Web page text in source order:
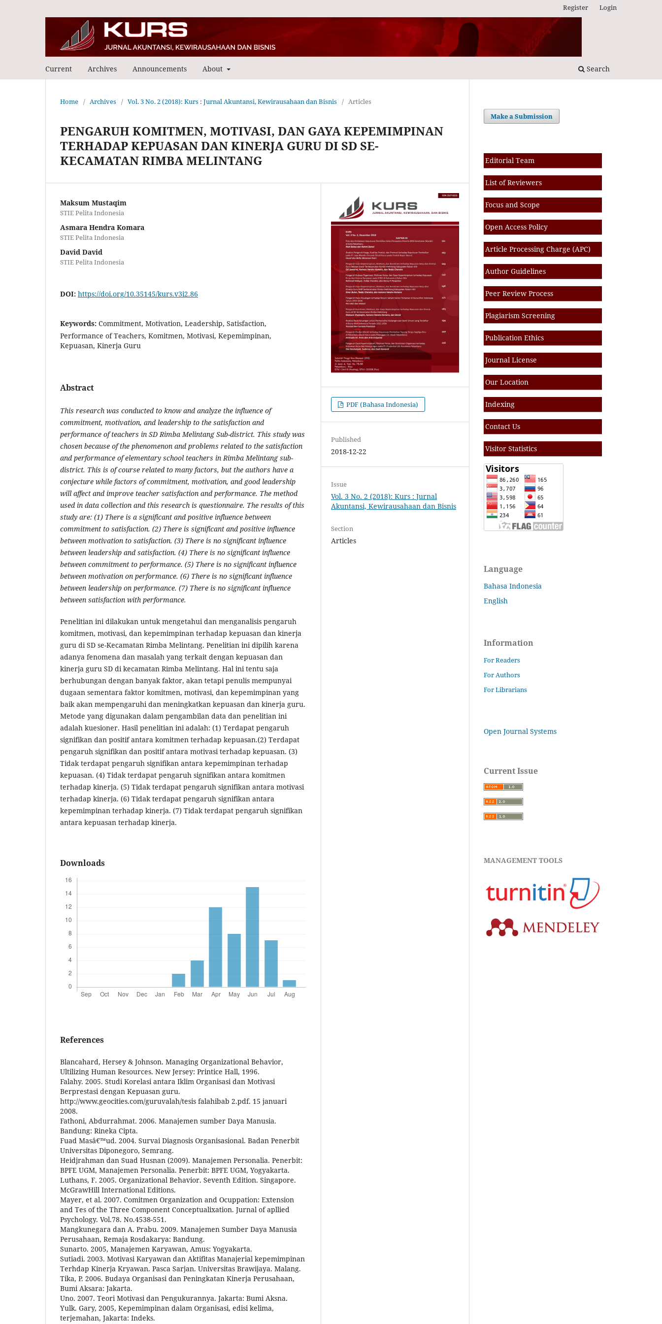
Current Archives Announcements About Search
Register Login
Home / Archives / Vol. 3 No. 2 (2018): Kurs : Jurnal Akuntansi, Kewirausahaan dan Bisnis / Articles
PENGARUH KOMITMEN, MOTIVASI, DAN GAYA KEPEMIMPINAN
TERHADAP KEPUASAN DAN KINERJA GURU DI SD SE-
KECAMATAN RIMBA MELINTANG
Maksum Mustaqim
STIE Pelita Indonesia
Asmara Hendra Komara
STIE Pelita Indonesia
David David
STIE Pelita Indonesia
DOI: https://doi.org/10.35145/kurs.v3i2.86
Keywords: Commitment, Motivation, Leadership, Satisfaction,
Performance of Teachers, Komitmen, Motivasi, Kepemimpinan,
Kepuasan, Kinerja Guru
Abstract
This research was conducted to know and analyze the influence of
commitment, motivation, and leadership to the satisfaction and
performance of teachers in SD Rimba Melintang Sub-district. This study was
chosen because of the phenomenon and problems related to the satisfaction
and performance of elementary school teachers in Rimba Melintang sub-
district. This is of course related to many factors, but the authors have a
conjecture while factors of commitment, motivation, and good leadership
will affect and improve teacher satisfaction and performance. The method
used in data collection and this research is questionnaire. The results of this
study are: (1) There is a significant and positive influence between
commitment to satisfaction. (2) There is significant and positive influence
between motivation to satisfaction. (3) There is no significant influence
between leadership and satisfaction. (4) There is no significant influence
between commitment to performance. (5) There is no significant influence
between motivation on performance. (6) There is no significant influence
between leadership on performance. (7) There is no significant influence
between satisfaction with performance.
Penelitian ini dilakukan untuk mengetahui dan menganalisis pengaruh
komitmen, motivasi, dan kepemimpinan terhadap kepuasan dan kinerja
guru di SD se-Kecamatan Rimba Melintang. Penelitian ini dipilih karena
adanya fenomena dan masalah yang terkait dengan kepuasan dan
kinerja guru SD di kecamatan Rimba Melintang. Hal ini tentu saja
berhubungan dengan banyak faktor, akan tetapi penulis mempunyai
dugaan sementara faktor komitmen, motivasi, dan kepemimpinan yang
baik akan mempengaruhi dan meningkatkan kepuasan dan kinerja guru.
Metode yang digunakan dalam pengambilan data dan penelitian ini
adalah kuesioner. Hasil penelitian ini adalah: (1) Terdapat pengaruh
signifikan dan positif antara komitmen terhadap kepuasan.(2) Terdapat
pengaruh signifikan dan positif antara motivasi terhadap kepuasan. (3)
Tidak terdapat pengaruh signifikan antara kepemimpinan terhadap
kepuasan. (4) Tidak terdapat pengaruh signifikan antara komitmen
terhadap kinerja. (5) Tidak terdapat pengaruh signifikan antara motivasi
terhadap kinerja. (6) Tidak terdapat pengaruh signifikan antara
kepemimpinan terhadap kinerja. (7) Tidak terdapat pengaruh signifikan
antara kepuasan terhadap kinerja.
Downloads
References
Blancahard, Hersey & Johnson. Managing Organizational Behavior,
Ultilizing Human Resources. New Jersey: Printice Hall, 1996.
Falahy. 2005. Studi Korelasi antara Iklim Organisasi dan Motivasi
Berprestasi dengan Kepuasan guru.
http://www.geocities.com/guruvalah/tesis falahibab 2.pdf. 15 januari
2008.
Fathoni, Abdurrahmat. 2006. Manajemen sumber Daya Manusia.
Bandung: Rineka Cipta.
Fuad Masâ€™ud. 2004. Survai Diagnosis Organisasional. Badan Penerbit
Universitas Diponegoro, Semrang.
Heidjrahman dan Suad Husnan (2009). Manajemen Personalia. Penerbit:
BPFE UGM, Manajemen Personalia. Penerbit: BPFE UGM, Yogyakarta.
Luthans, F. 2005. Organizational Behavior. Seventh Edition. Singapore.
McGrawHill International Editions.
Mayer, et al. 2007. Comitmen Organization and Ocuppation: Extension
and Tes of the Three Component Conceptualixation. Jurnal of apllied
Psychology. Vol.78. No.4538-551.
Mangkunegara dan A. Prabu. 2009. Manajemen Sumber Daya Manusia
Perusahaan, Remaja Rosdakarya: Bandung.
Sunarto. 2005, Manajemen Karyawan, Amus: Yogyakarta.
Sutiadi. 2003. Motivasi Karyawan dan Aktifitas Manajerial kepemimpinan
Terhdap Kinerja Kryawan. Pasca Sarjan. Universitas Brawijaya. Malang.
Tika, P. 2006. Budaya Organisasi dan Peningkatan Kinerja Perusahaan,
Bumi Aksara: Jakarta.
Uno. 2007. Teori Motivasi dan Pengukurannya. Jakarta: Bumi Aksna.
Yulk. Gary, 2005, Kepemimpinan dalam Organisasi, edisi kelima,
terjemahan, Jakarta: Indeks.
PDF (Bahasa Indonesia)
Published
2018-12-22
Issue
Vol. 3 No. 2 (2018): Kurs : Jurnal
Akuntansi, Kewirausahaan dan Bisnis
Section
Articles
Make a Submission
Editorial Team
List of Reviewers
Focus and Scope
Open Access Policy
Article Processing Charge (APC)
Author Guidelines
Peer Review Process
Plagiarism Screening
Publication Ethics
Journal License
Our Location
Indexing
Contact Us
Visitor Statistics
Language
Bahasa Indonesia
English
Information
For Readers
For Authors
For Librarians
Open Journal Systems
Current Issue
MANAGEMENT TOOLS